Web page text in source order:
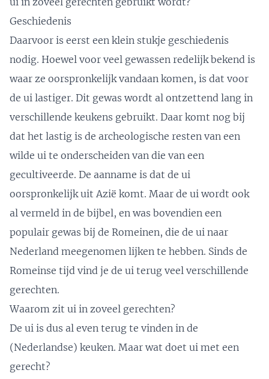
Geschiedenis
Daarvoor is eerst een klein stukje geschiedenis
nodig. Hoewel voor veel gewassen redelijk bekend is
waar ze oorspronkelijk vandaan komen, is dat voor
de ui lastiger. Dit gewas wordt al ontzettend lang in
verschillende keukens gebruikt. Daar komt nog bij
dat het lastig is de archeologische resten van een
wilde ui te onderscheiden van die van een
gecultiveerde. De aanname is dat de ui
oorspronkelijk uit Azië komt. Maar de ui wordt ook
al vermeld in de bijbel, en was bovendien een
populair gewas bij de Romeinen, die de ui naar
Nederland meegenomen lijken te hebben. Sinds de
Romeinse tijd vind je de ui terug veel verschillende
gerechten.
Waarom zit ui in zoveel gerechten?
De ui is dus al even terug te vinden in de
(Nederlandse) keuken. Maar wat doet ui met een
gerecht?